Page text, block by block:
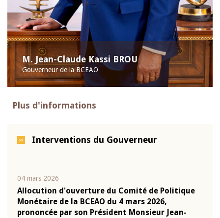
M. Jean-Claude Kassi BROU
Gouverneur de la BCEAO
Plus d'informations
Interventions du Gouverneur
04 mars 2026
Allocution d'ouverture du Comité de Politique
Monétaire de la BCEAO du 4 mars 2026,
prononcée par son Président Monsieur Jean-